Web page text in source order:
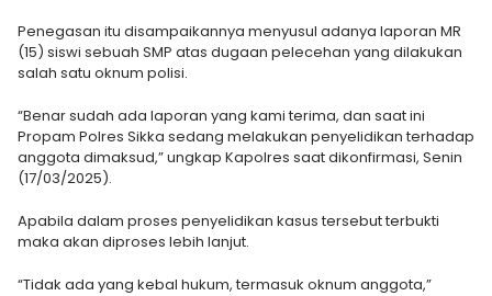
Penegasan itu disampaikannya menyusul adanya laporan MR
(15) siswi sebuah SMP atas dugaan pelecehan yang dilakukan
salah satu oknum polisi.
“Benar sudah ada laporan yang kami terima, dan saat ini
Propam Polres Sikka sedang melakukan penyelidikan terhadap
anggota dimaksud,” ungkap Kapolres saat dikonfirmasi, Senin
(17/03/2025).
Apabila dalam proses penyelidikan kasus tersebut terbukti
maka akan diproses lebih lanjut.
“Tidak ada yang kebal hukum, termasuk oknum anggota,”